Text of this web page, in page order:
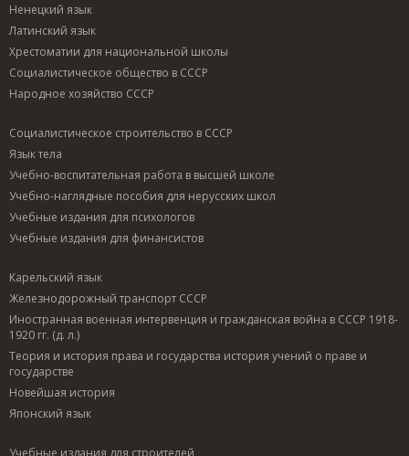
Ненецкий язык
Латинский язык
Хрестоматии для национальной школы
Социалистическое общество в СССР
Народное хозяйство СССР
Социалистическое строительство в СССР
Язык тела
Учебно-воспитательная работа в высшей школе
Учебно-наглядные пособия для нерусских школ
Учебные издания для психологов
Учебные издания для финансистов
Карельский язык
Железнодорожный транспорт СССР
Иностранная военная интервенция и гражданская война в СССР 1918-
1920 гг. (д. л.)
Теория и история права и государства история учений о праве и
государстве
Новейшая история
Японский язык
Учебные издания для строителей